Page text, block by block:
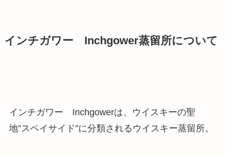
インチガワー Inchgower蒸留所について
インチガワー Inchgowerは、ウイスキーの聖
地”スペイサイド”に分類されるウイスキー蒸留所。